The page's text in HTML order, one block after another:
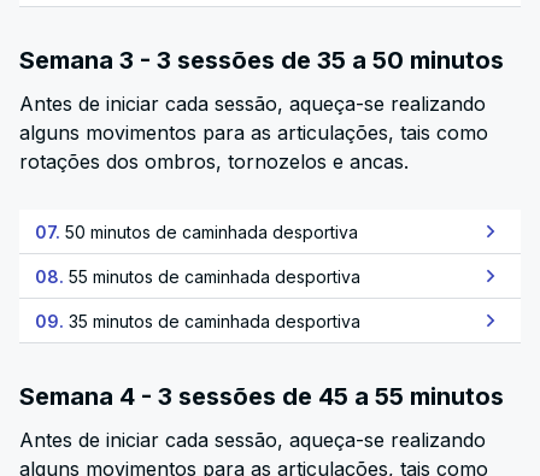
Semana 3 - 3 sessões de 35 a 50 minutos
Antes de iniciar cada sessão, aqueça-se realizando
alguns movimentos para as articulações, tais como
rotações dos ombros, tornozelos e ancas.
07. 50 minutos de caminhada desportiva
08. 55 minutos de caminhada desportiva
09. 35 minutos de caminhada desportiva
Semana 4 - 3 sessões de 45 a 55 minutos
Antes de iniciar cada sessão, aqueça-se realizando
alguns movimentos para as articulações, tais como